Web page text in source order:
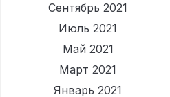
Сентябрь 2021
Июль 2021
Май 2021
Март 2021
Январь 2021